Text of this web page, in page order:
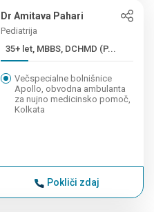
Dr Amitava Pahari
Pediatrija
35+ let, MBBS, DCHMD (P...
Večspecialne bolnišnice
Apollo, obvodna ambulanta
za nujno medicinsko pomoč,
Kolkata
Pokliči zdaj